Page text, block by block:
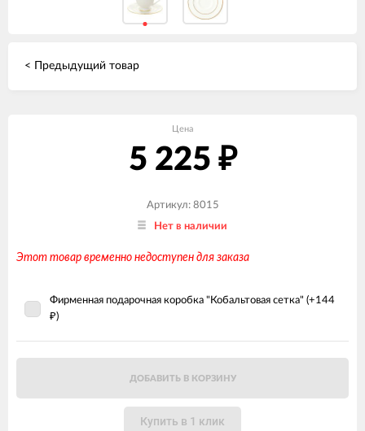
< Предыдущий товар
Цена
5 225 ₽
Артикул: 8015
Нет в наличии
Этот товар временно недоступен для заказа
Фирменная подарочная коробка "Кобальтовая сетка" (+144
₽)
ДОБАВИТЬ В КОРЗИНУ
Купить в 1 клик